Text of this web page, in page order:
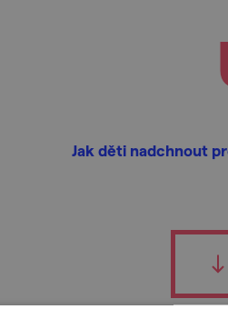
Jak děti nadchnout